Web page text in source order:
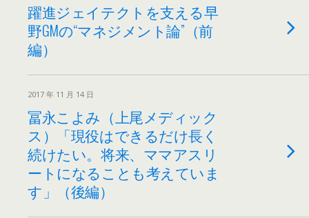
躍進ジェイテクトを支える早
野GMの“マネジメント論”（前
編）
2017 年 11 月 14 日
冨永こよみ（上尾メディック
ス）「現役はできるだけ長く
続けたい。将来、ママアスリ
ートになることも考えていま
す」（後編）